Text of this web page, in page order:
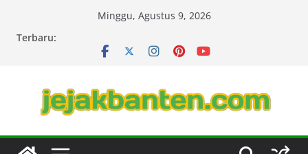
Minggu, Agustus 9, 2026
Terbaru: